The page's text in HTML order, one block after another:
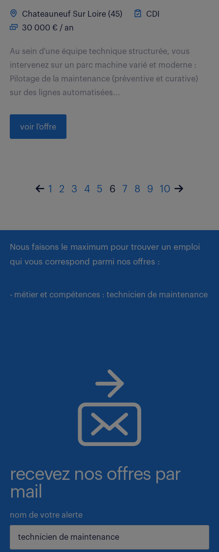
Chateauneuf Sur Loire (45)
CDI
30 000 € / an
Au sein d'une équipe technique structurée, vous
intervenez sur un parc machine varié et moderne :
Pilotage de la maintenance (préventive et curative)
sur des lignes automatisées...
voir l'offre
1 2 3 4 5 6 7 8 9 10
Nous faisons le maximum pour trouver un emploi
qui vous correspond parmi nos offres :
- métier et compétences : technicien de maintenance
recevez nos offres par
mail
nom de votre alerte